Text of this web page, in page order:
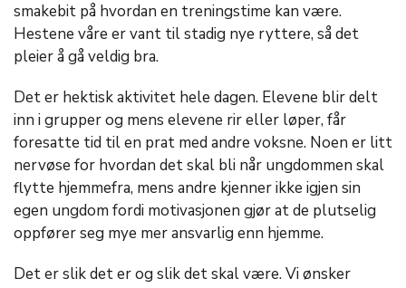
smakebit på hvordan en treningstime kan være.
Hestene våre er vant til stadig nye ryttere, så det
pleier å gå veldig bra.
Det er hektisk aktivitet hele dagen. Elevene blir delt
inn i grupper og mens elevene rir eller løper, får
foresatte tid til en prat med andre voksne. Noen er litt
nervøse for hvordan det skal bli når ungdommen skal
flytte hjemmefra, mens andre kjenner ikke igjen sin
egen ungdom fordi motivasjonen gjør at de plutselig
oppfører seg mye mer ansvarlig enn hjemme.
Det er slik det er og slik det skal være. Vi ønsker